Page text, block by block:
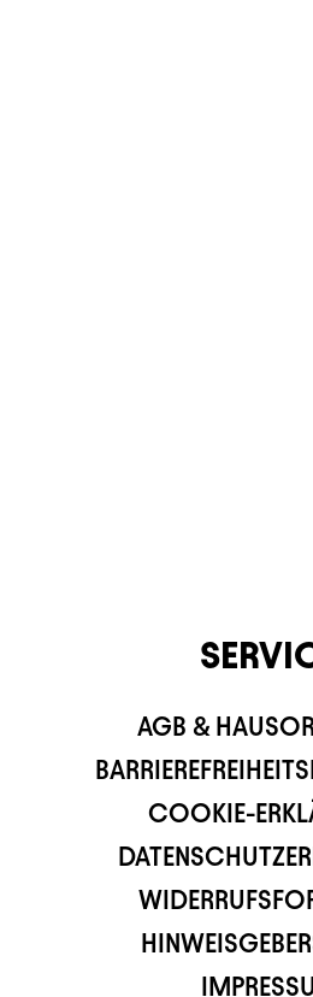
AGB &
COOKIE-